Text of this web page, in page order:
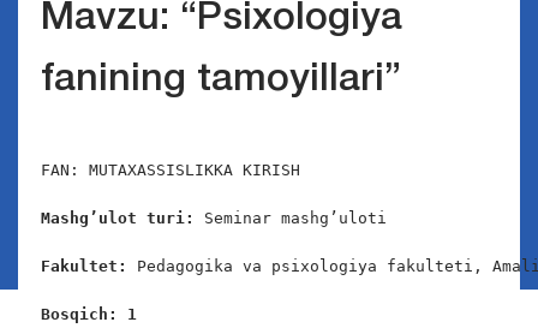
Mavzu: “Psixologiya
fanining tamoyillari”
FAN: MUTAXASSISLIKKA KIRISH
Mashg’ulot turi: Seminar mashg’uloti
Fakultet: Pedagogika va psixologiya fakulteti,
Bosqich: 1